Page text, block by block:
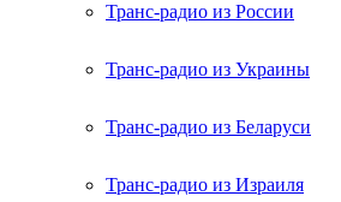
Транс-радио из России
Транс-радио из Украины
Транс-радио из Беларуси
Транс-радио из Израиля